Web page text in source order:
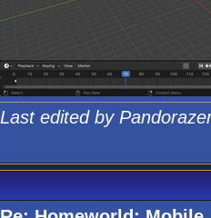
Last edited by